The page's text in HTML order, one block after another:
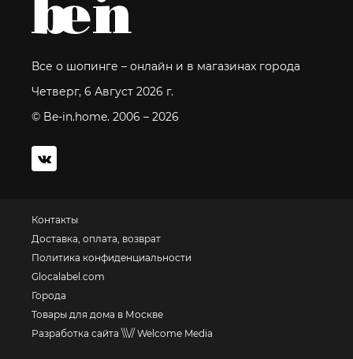
Все о шопинге – онлайн и в магазинах города
Четверг, 6 Август 2026 г.
© Be-in.home. 2006 – 2026
Контакты
Доставка, оплата, возврат
Политика конфиденциальности
Glocalabel.com
Города
Товары для дома в Москве
Разработка сайта \\\// Welcome Media